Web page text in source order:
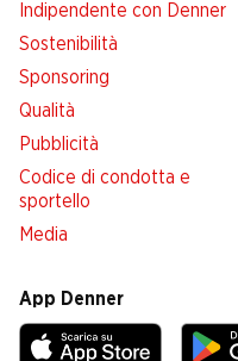
Indipendente con Denner
Sostenibilità
Sponsoring
Qualità
Pubblicità
Codice di condotta e
sportello
Media
App Denner